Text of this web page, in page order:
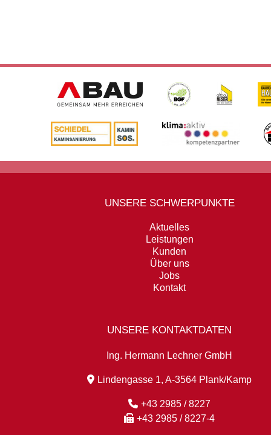
UNSERE SCHWERPUNKTE
Aktuelles
Leistungen
Kunden
Über uns
Jobs
Kontakt
UNSERE KONTAKTDATEN
Ing. Hermann Lechner GmbH
Lindengasse 1, A-3564 Plank/Kamp
+43 2985 / 8227
+43 2985 / 8227-4